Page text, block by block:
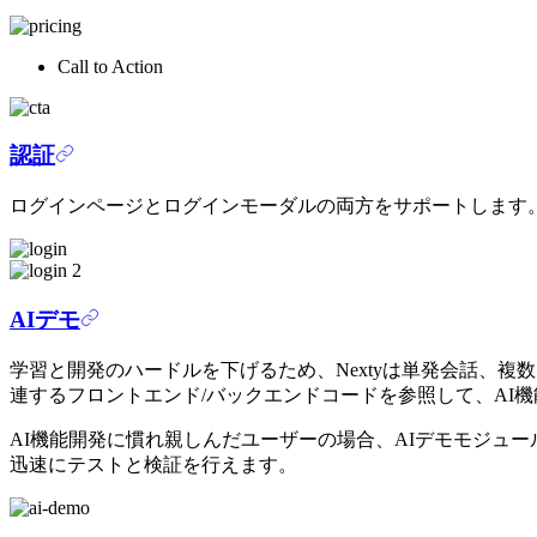
Call to Action
認証
ログインページとログインモーダルの両方をサポートしま
AIデモ
学習と開発のハードルを下げるため、Nextyは単発会話、複
連するフロントエンド/バックエンドコードを参照して、AI
AI機能開発に慣れ親しんだユーザーの場合、AIデモモジュ
迅速にテストと検証を行えます。